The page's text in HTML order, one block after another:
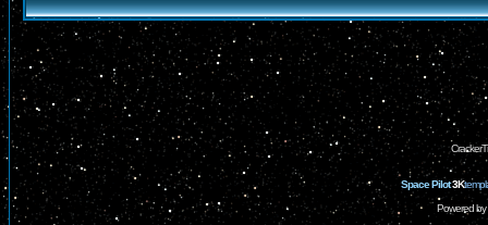
Space Pilot3K
Powered by